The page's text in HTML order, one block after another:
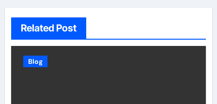
Related Post
Blog